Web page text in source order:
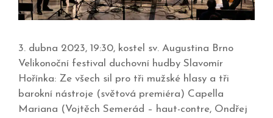
3. dubna 2023, 19:30, kostel sv. Augustina Brno
Velikonoční festival duchovní hudby Slavomír
Hořínka: Ze všech sil pro tři mužské hlasy a tři
barokní nástroje (světová premiéra) Capella
Mariana (Vojtěch Semerád – haut-contre, Ondřej